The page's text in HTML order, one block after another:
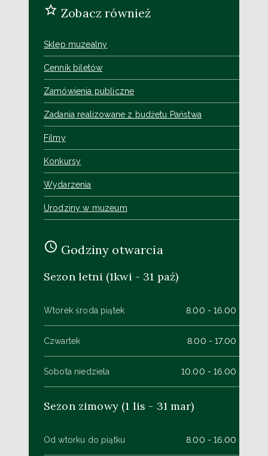
Zobacz również
Sklep muzealny
Cennik biletów
Zamówienia publiczne
Zadania realizowane z budżetu Państwa
Filmy
Konkursy
Wydarzenia
Urodziny w muzeum
Godziny otwarcia
Sezon letni (1kwi - 31 paź)
Wtorek środa piątek 8.00 - 16.00
Czwartek 8.00 - 17.00
Sobota niedziela 10.00 - 16.00
Sezon zimowy (1 lis - 31 mar)
Od wtorku do piątku 8.00 - 16.00